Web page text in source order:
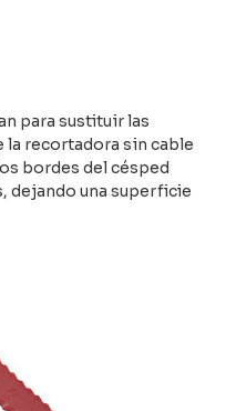
para sustituir las
la recortadora sin cable
bordes del césped
dejando una superficie